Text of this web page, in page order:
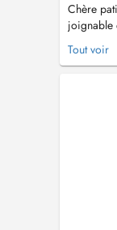
Chère
joignable
12h00 et
à 17h00
prions
Tout voir